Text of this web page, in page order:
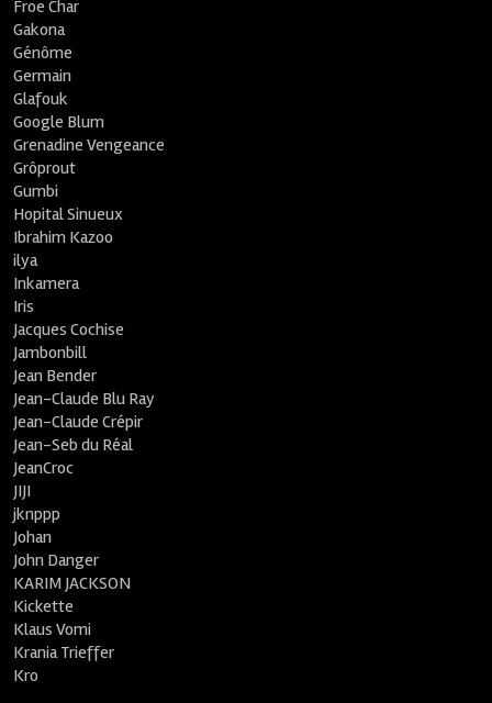
Froe Char
Gakona
Génôme
Germain
Glafouk
Google Blum
Grenadine Vengeance
Grôprout
Gumbi
Hopital Sinueux
Ibrahim Kazoo
ilya
Inkamera
Iris
Jacques Cochise
Jambonbill
Jean Bender
Jean-Claude Blu Ray
Jean-Claude Crépir
Jean-Seb du Réal
JeanCroc
JIJI
jknppp
Johan
John Danger
KARIM JACKSON
Kickette
Klaus Vomi
Krania Trieffer
Kro